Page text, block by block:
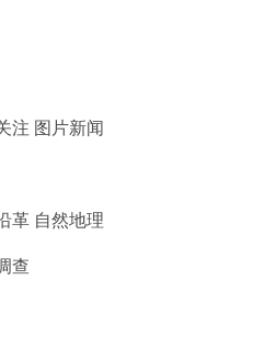
注 图片新闻
革 自然地理
查